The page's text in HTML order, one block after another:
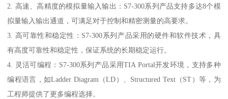
2. 高速、高精度的模拟量输入输出：S7-300系列产品支持多达8个模
拟量输入输出通道，可满足对于控制和精密测量的高要求。
3. 高可靠性和稳定性：S7-300系列产品采用的硬件和软件技术，具
有高度可靠性和稳定性，保证系统的长期稳定运行。
4. 灵活可编程：S7-300系列产品采用TIA Portal开发环境，支持多种
编程语言，如Ladder Diagram（LD）、Structured Text（ST）等，为
工程师提供了更多编程选择。